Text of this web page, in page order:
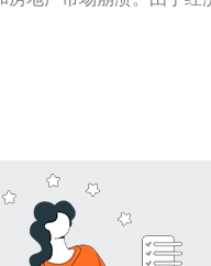
房价在短时间内下降了